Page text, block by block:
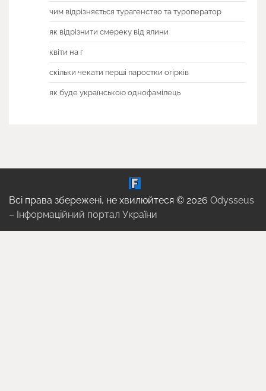
чим відрізняється турагенство та туроператор
як відрізнити смереку від ялини
квіти на г
скільки чекати перші паростки огірків
як буде українською однофамілець
Всі права збережені, не хвилюйтеся © 2026 Odysseus
– Інформаційний портал України